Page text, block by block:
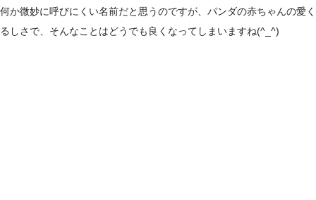
何か微妙に呼びにくい名前だと思うのですが、パンダの赤ちゃんの愛く
るしさで、そんなことはどうでも良くなってしまいますね(^_^)